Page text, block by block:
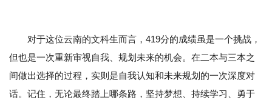
对于这位云南的文科生而言，419分的成绩虽是一个挑战，
但也是一次重新审视自我、规划未来的机会。在二本与三本之
间做出选择的过程，实则是自我认知和未来规划的一次深度对
话。记住，无论最终踏上哪条路，坚持梦想、持续学习、勇于